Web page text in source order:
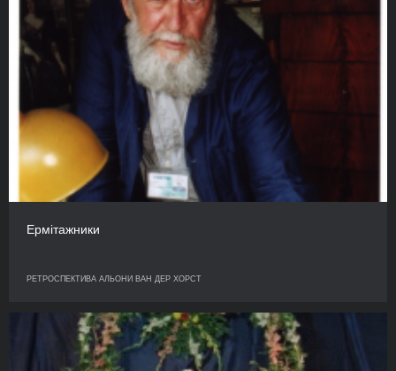
Ермітажники
РЕТРОСПЕКТИВА АЛЬОНИ ВАН ДЕР ХОРСТ